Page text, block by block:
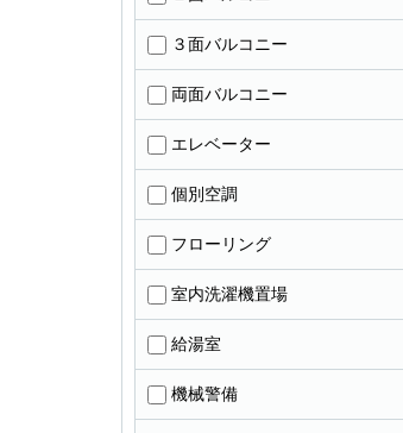
３面バルコニー
両面バルコニー
エレベーター
個別空調
フローリング
室内洗濯機置場
給湯室
機械警備